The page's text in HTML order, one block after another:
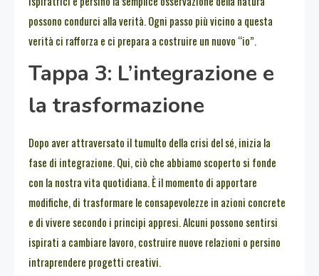
possono condurci alla verità. Ogni passo più vicino a questa
verità ci rafforza e ci prepara a costruire un nuovo “io”.
Tappa 3: L’integrazione e
la trasformazione
Dopo aver attraversato il tumulto della crisi del sé, inizia la
fase di integrazione. Qui, ciò che abbiamo scoperto si fonde
con la nostra vita quotidiana. È il momento di apportare
modifiche, di trasformare le consapevolezze in azioni concrete
e di vivere secondo i principi appresi. Alcuni possono sentirsi
ispirati a cambiare lavoro, costruire nuove relazioni o persino
intraprendere progetti creativi.